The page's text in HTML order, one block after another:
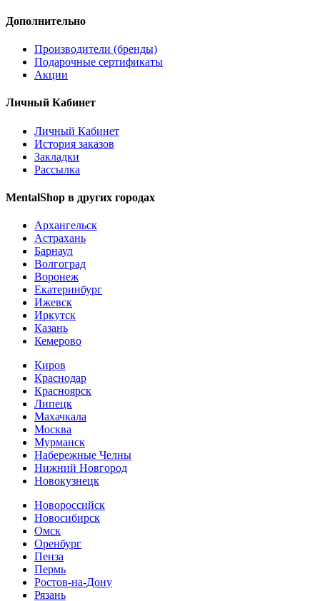
Дополнительно
Производители (бренды)
Подарочные сертификаты
Акции
Личный Кабинет
Личный Кабинет
История заказов
Закладки
Рассылка
MentalShop в других городах
Архангельск
Астрахань
Барнаул
Волгоград
Воронеж
Екатеринбург
Ижевск
Иркутск
Казань
Кемерово
Киров
Краснодар
Красноярск
Липецк
Махачкала
Москва
Мурманск
Набережные Челны
Нижний Новгород
Новокузнецк
Новороссийск
Новосибирск
Омск
Оренбург
Пенза
Пермь
Ростов-на-Дону
Рязань